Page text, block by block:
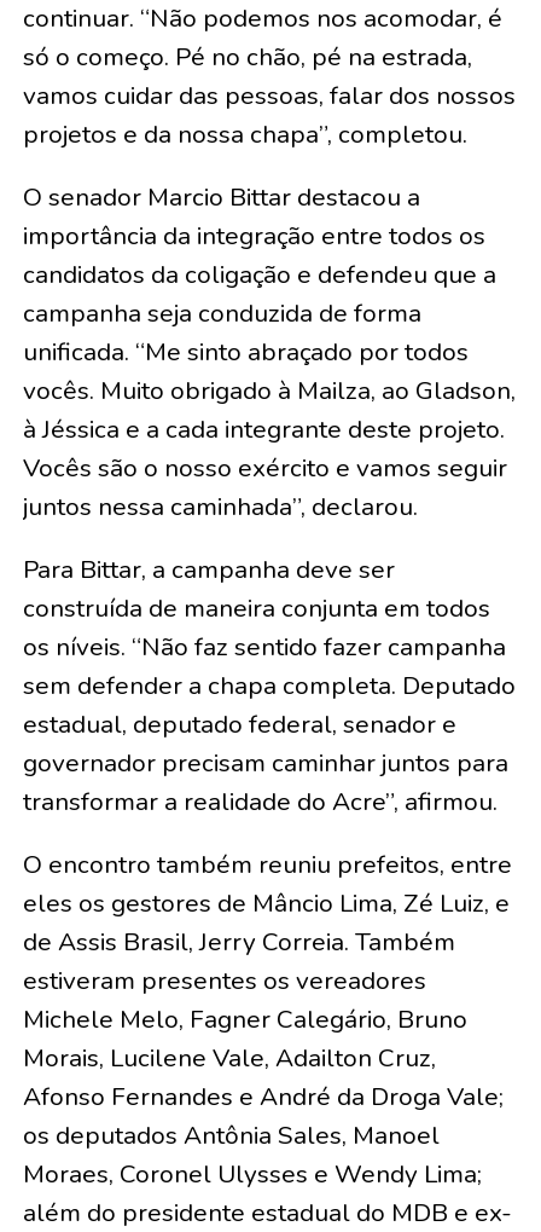
continuar. “Não podemos nos acomodar, é
só o começo. Pé no chão, pé na estrada,
vamos cuidar das pessoas, falar dos nossos
projetos e da nossa chapa”, completou.
O senador Marcio Bittar destacou a
importância da integração entre todos os
candidatos da coligação e defendeu que a
campanha seja conduzida de forma
unificada. “Me sinto abraçado por todos
vocês. Muito obrigado à Mailza, ao Gladson,
à Jéssica e a cada integrante deste projeto.
Vocês são o nosso exército e vamos seguir
juntos nessa caminhada”, declarou.
Para Bittar, a campanha deve ser
construída de maneira conjunta em todos
os níveis. “Não faz sentido fazer campanha
sem defender a chapa completa. Deputado
estadual, deputado federal, senador e
governador precisam caminhar juntos para
transformar a realidade do Acre”, afirmou.
O encontro também reuniu prefeitos, entre
eles os gestores de Mâncio Lima, Zé Luiz, e
de Assis Brasil, Jerry Correia. Também
estiveram presentes os vereadores
Michele Melo, Fagner Calegário, Bruno
Morais, Lucilene Vale, Adailton Cruz,
Afonso Fernandes e André da Droga Vale;
os deputados Antônia Sales, Manoel
Moraes, Coronel Ulysses e Wendy Lima;
além do presidente estadual do MDB e ex-